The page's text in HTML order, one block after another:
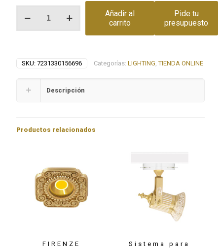
clásico
Añadir al
carrito
Pide tu
presupuesto
SKU: 7231330156696 Categorías: LIGHTING ,TIENDA ONLINE
Descripción
Productos relacionados
FIRENZE
Sistema para